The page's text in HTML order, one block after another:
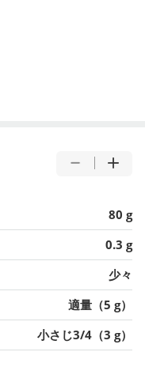
80 g
0.3 g
少々
適量（5 g）
小さじ3/4（3 g）